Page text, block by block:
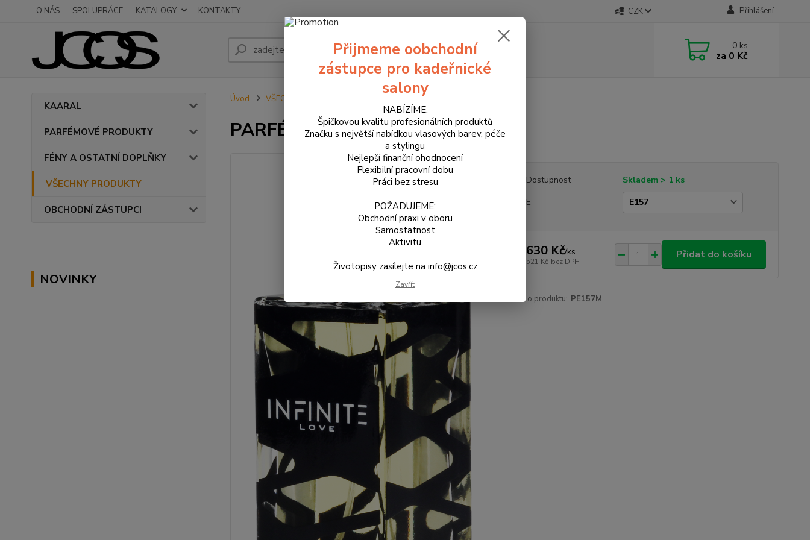
O NÁS SPOLUPRÁCE KATALOGY KONTAKTY CZK Přihlášení
Hledat 0 ks
za 0 Kč
KAARAL
PARFÉMOVÉ PRODUKTY
FÉNY A OSTATNÍ DOPLŇKY
VŠECHNY PRODUKTY
OBCHODNÍ ZÁSTUPCI
NOVINKY
Úvod VŠECHNY PRODUKTY PARFÉM PÁNSKÝ 50 ml
PARFÉM PÁNSKÝ 50 ml
Dostupnost
Skladem > 1 ks
E
630 Kč/ks
521 Kč bez DPH
Přidat do košíku
Číslo produktu: PE157M
Přijmeme oobchodní
zástupce pro kadeřnické
salony
NABÍZÍME:
Špičkovou kvalitu profesionálních produktů
Značku s největší nabídkou vlasových barev, péče
a stylingu
Nejlepší finanční ohodnocení
Flexibilní pracovní dobu
Práci bez stresu
POŽADUJEME:
Obchodní praxi v oboru
Samostatnost
Aktivitu
Životopisy zasílejte na info@jcos.cz
Zavřít